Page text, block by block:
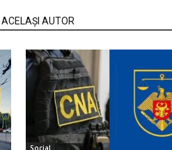
ACELAȘI AUTOR
Social